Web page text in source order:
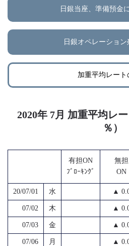
日銀当座、準備預金
日銀オペレーショ
加重平均レート
2020年 7月 加重平均レ
％）
有担ON
ﾌﾞﾛｰｷﾝｸﾞ
無担
ON
20/07/01 水 ▲
07/02 木 ▲
07/03 金 ▲
07/06 月 ▲